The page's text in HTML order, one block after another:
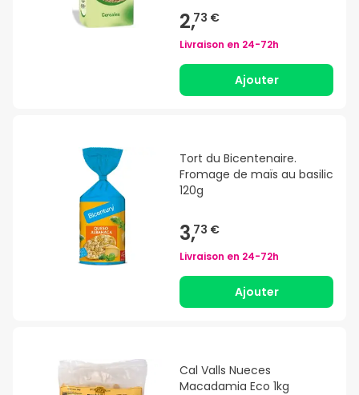
2,73 €
Livraison en 24-72h
Ajouter
Tort du Bicentenaire.
Fromage de maïs au basilic
120g
3,73 €
Livraison en 24-72h
Ajouter
Cal Valls Nueces
Macadamia Eco 1kg